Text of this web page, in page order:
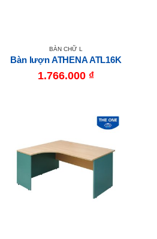
BÀN CHỮ L
Bàn lượn ATHENA ATL16K
1.766.000 ₫